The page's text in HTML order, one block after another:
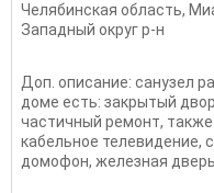
Челябинская область,
Западный округ р-н
Доп. описание: санузел
доме есть: закрытый
частичный ремонт,
кабельное телевидение,
домофон, железная дверь